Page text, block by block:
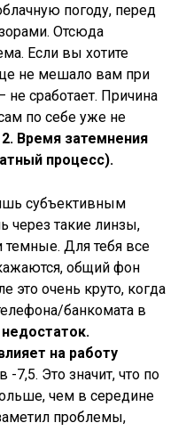
погоду, перед
Отсюда
Если вы хотите
не мешало вам при
сработает. Причина
по себе уже не
Время затемнения
процесс).
субъективным
через такие линзы,
темные. Для тебя все
общий фон
это очень круто, когда
банкомата в
на работу
7,5. Это значит, что по
чем в середине
проблемы,